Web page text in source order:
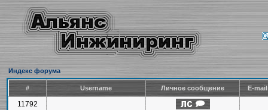
Индекс форума
# Username Личное сообщение E-
11792